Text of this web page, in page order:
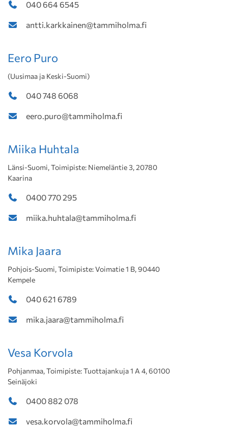
040 664 6545
antti.karkkainen@tammiholma.fi
Eero Puro
(Uusimaa ja Keski-Suomi)
040 748 6068
eero.puro@tammiholma.fi
Miika Huhtala
Länsi-Suomi, Toimipiste: Niemeläntie 3, 20780
Kaarina
0400 770 295
miika.huhtala@tammiholma.fi
Mika Jaara
Pohjois-Suomi, Toimipiste: Voimatie 1 B, 90440
Kempele
040 621 6789
mika.jaara@tammiholma.fi
Vesa Korvola
Pohjanmaa, Toimipiste: Tuottajankuja 1 A 4, 60100
Seinäjoki
0400 882 078
vesa.korvola@tammiholma.fi